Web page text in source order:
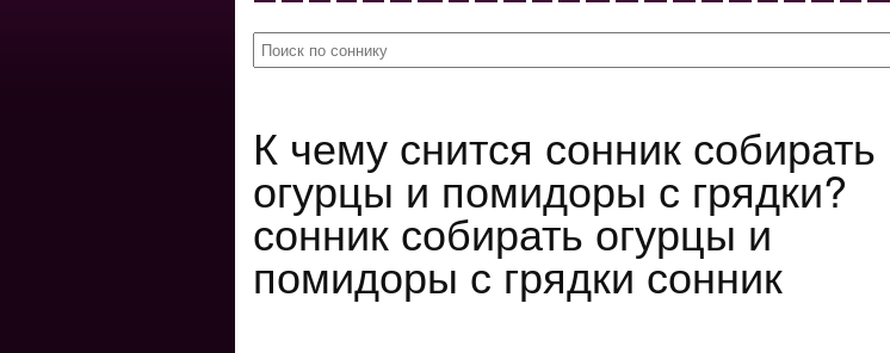
К чему снится сонник собирать
огурцы и помидоры с грядки?
сонник собирать огурцы и
помидоры с грядки сонник